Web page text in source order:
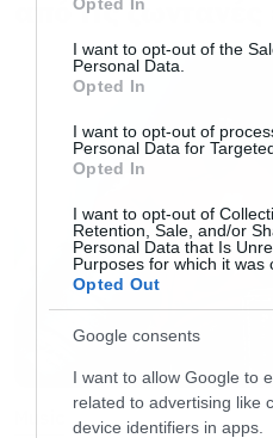
use your data for below
consent section.
I want to opt-out of the
Personal Data.
Opted In
I want to opt-out of
Personal Data for
Opted In
I want to opt-out of
Retention, Sale, and/or
Personal Data that Is
Purposes for which it was
Opted Out
Google consents
I want to allow Google to
related to advertising like
device identifiers in apps.
Guardian επιστρέφουν
God Machine Tour
τον αριστουργηματικό
τα όλα τα κλασικά τους
Οι Blind Guardian
μια μικρή πόλη της –
και έμελλε να
σημαντικά
metal, καθορίζοντας
γνωρίζουμε ως power
από τις ζωντανές